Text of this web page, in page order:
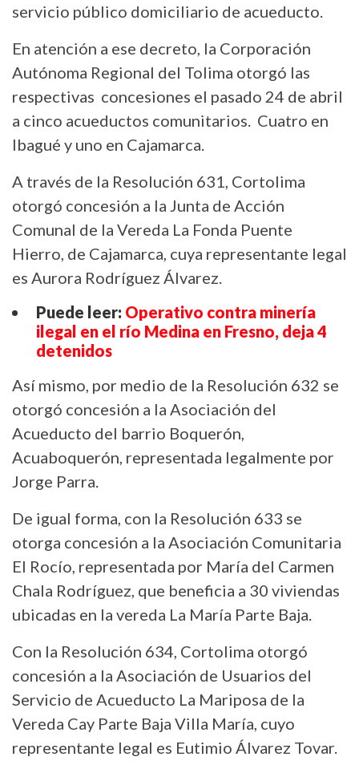
servicio público domiciliario de acueducto.
En atención a ese decreto, la Corporación
Autónoma Regional del Tolima otorgó las
respectivas concesiones el pasado 24 de abril
a cinco acueductos comunitarios. Cuatro en
Ibagué y uno en Cajamarca.
A través de la Resolución 631, Cortolima
otorgó concesión a la Junta de Acción
Comunal de la Vereda La Fonda Puente
Hierro, de Cajamarca, cuya representante legal
es Aurora Rodríguez Álvarez.
Puede leer: Operativo contra minería
ilegal en el río Medina en Fresno, deja 4
detenidos
Así mismo, por medio de la Resolución 632 se
otorgó concesión a la Asociación del
Acueducto del barrio Boquerón,
Acuaboquerón, representada legalmente por
Jorge Parra.
De igual forma, con la Resolución 633 se
otorga concesión a la Asociación Comunitaria
El Rocío, representada por María del Carmen
Chala Rodríguez, que beneficia a 30 viviendas
ubicadas en la vereda La María Parte Baja.
Con la Resolución 634, Cortolima otorgó
concesión a la Asociación de Usuarios del
Servicio de Acueducto La Mariposa de la
Vereda Cay Parte Baja Villa María, cuyo
representante legal es Eutimio Álvarez Tovar.